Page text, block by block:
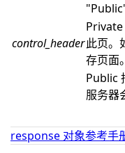
control_header
Private
此页。
存页面。
Public
服务器
response 对象参考手